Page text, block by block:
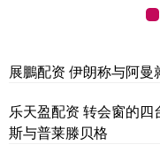
展鵬配资 伊朗称与阿
乐天盈配资 转会窗的四
斯与普莱滕贝格